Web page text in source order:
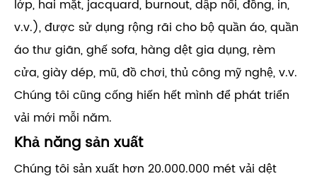
lớp, hai mặt, jacquard, burnout, dập nổi, đồng, in,
v.v.), được sử dụng rộng rãi cho bộ quần áo, quần
áo thư giãn, ghế sofa, hàng dệt gia dụng, rèm
cửa, giày dép, mũ, đồ chơi, thủ công mỹ nghệ, v.v.
Chúng tôi cũng cống hiến hết mình để phát triển
vải mới mỗi năm.
Khả năng sản xuất
Chúng tôi sản xuất hơn 20.000.000 mét vải dệt